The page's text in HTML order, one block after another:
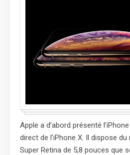
Apple a d’abord présenté
direct de l’iPhone X. Il dispose du
Super Retina de 5,8 pouces que